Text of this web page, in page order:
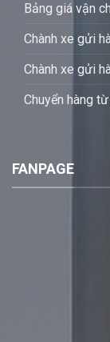
Bảng giá vận
Chành xe gửi
Chành xe gửi
Chuyển hàng
FANPAGE